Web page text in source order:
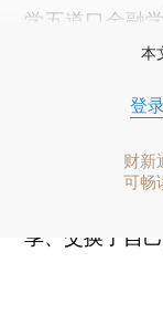
学五道口金融
的向工商银行
委员，清华大
享、交换了自
本
登
财新
可畅